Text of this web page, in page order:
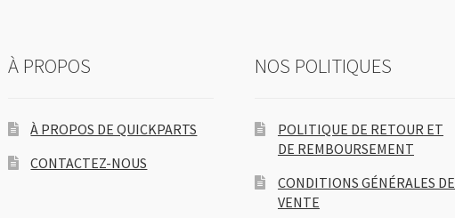
À PROPOS
À PROPOS DE QUICKPARTS
CONTACTEZ-NOUS
NOS POLITIQUES
POLITIQUE DE RETOUR ET
DE REMBOURSEMENT
CONDITIONS GÉNÉRALES DE
VENTE